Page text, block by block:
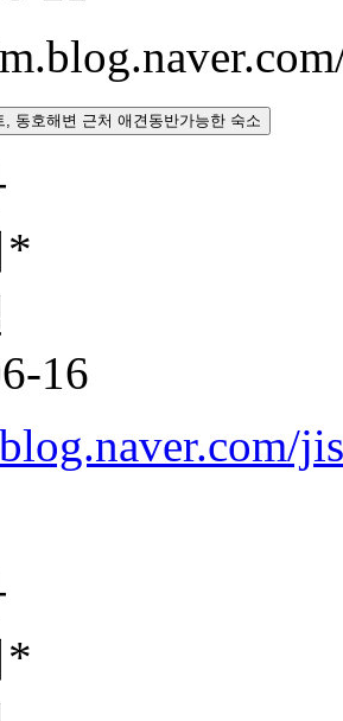
, 동호해변 근처 애견동반가능한 숙소
*
16
*